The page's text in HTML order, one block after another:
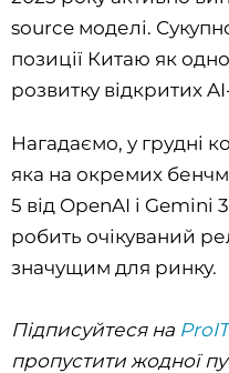
source моделі.
позиції Китаю як
розвитку відкритих
Нагадаємо, у грудні
яка на окремих
5 від OpenAI і Gemini
робить очікуваний
значущим для ринку.
Підписуйтеся на
пропустити жодної